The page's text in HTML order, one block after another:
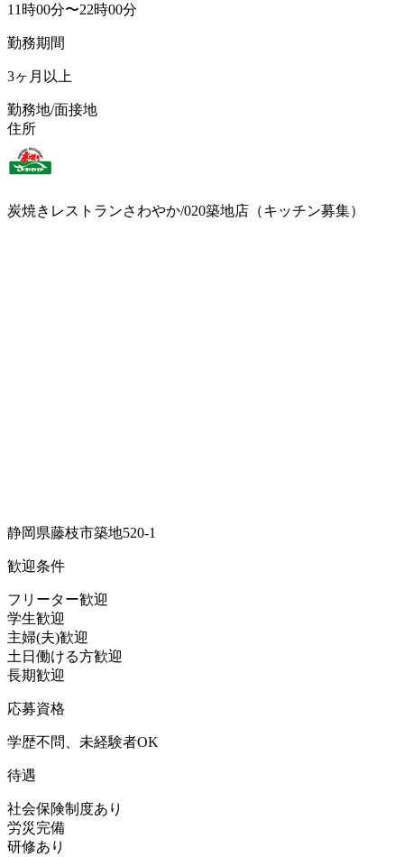
11時00分〜22時00分
勤務期間
3ヶ月以上
勤務地/面接地
住所
炭焼きレストランさわやか/020築地店（キッチン募集）
静岡県藤枝市築地520-1
歓迎条件
フリーター歓迎
学生歓迎
主婦(夫)歓迎
土日働ける方歓迎
長期歓迎
応募資格
学歴不問、未経験者OK
待遇
社会保険制度あり
労災完備
研修あり